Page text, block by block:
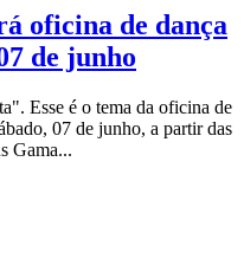
oficina de dança
de junho
Esse é o tema da oficina de
07 de junho, a partir das
Gama...